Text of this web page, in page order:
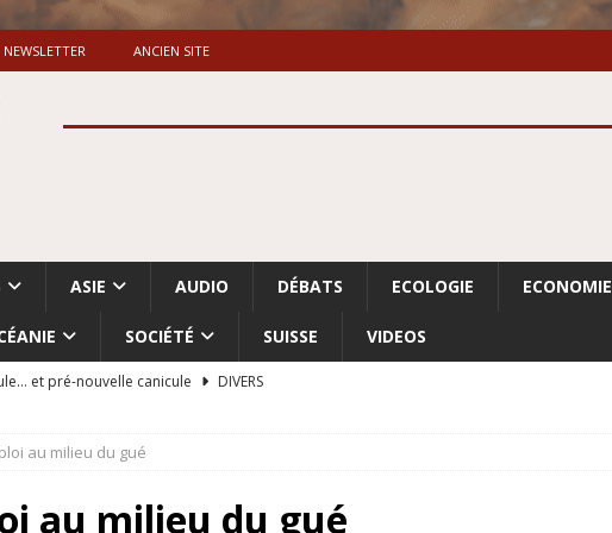
NEWSLETTER ANCIEN SITE
ASIE AUDIO DÉBATS ECOLOGIE ECONOMIE
SOCIÉTÉ SUISSE VIDEOS
et pré-nouvelle canicule
DIVERS
du nettoyage ethnique en Cisjordanie et à Gaza
ISRAËL
au milieu du gué
au milieu du gué